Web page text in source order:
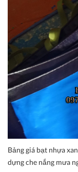
Bảng giá bạt nhựa
dựng che nắng mưa